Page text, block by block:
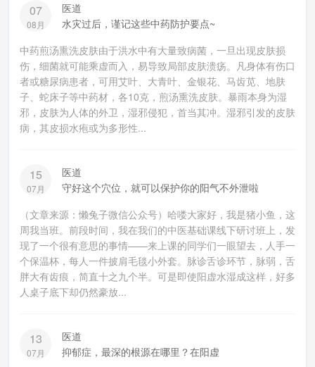
07
08月
医道
水灾过后，谨记这些中药防护要点~
中药煎汤熏洗皮肤由于洪水中有大量致病菌，一旦出现皮肤损
伤，细菌就可能乘虚而入，易导致局部皮肤溃疡。凡身体有伤口
者或糖尿病患者，可用艾叶、大青叶、金银花、马齿苋、地肤
子、蛇床子等中药材，各10克，煎汤熏洗皮肤。暴雨本身为湿
邪，皮肤为人体的外卫，湿邪侵犯，首当其冲。湿邪引发的皮肤
病，其皮损水疱或为多形性...
15
07月
医道
守好这个穴位，就可以保护你的阳气不外泄啦
（文章来源：懒兔子微信公众号）哈喽大家好，我是猪小鱼，这
周我当班。前段时间，我在我们的中医基础课线下研讨班上，发
现了一个很有意思的事情——来上课的同学们一眼望去，人手一
个保温杯，每人一件披肩毛毯小外套。脉诊舌诊环节，脉弱，舌
胖大有齿痕，简直十之九个半。可是即使阳虚水湿成这样，好多
人桌子底下却仍然豪放...
13
07月
医道
抑郁症，最深的根源在哪里？在阳虚